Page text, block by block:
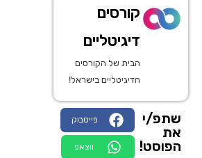
קורסים
דיגיטליים
הבית של הקורסים
הדיגיטליים בישראל!
שתפ/י
את
הפוסט!
פייסבוק
ווצאפ